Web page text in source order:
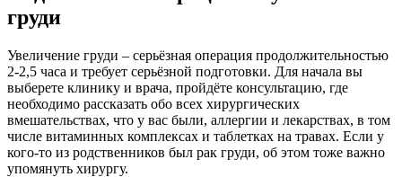
груди
Увеличение груди – серьёзная операция продолжительностью
2-2,5 часа и требует серьёзной подготовки. Для начала вы
выберете клинику и врача, пройдёте консультацию, где
необходимо рассказать обо всех хирургических
вмешательствах, что у вас были, аллергии и лекарствах, в том
числе витаминных комплексах и таблетках на травах. Если у
кого-то из родственников был рак груди, об этом тоже важно
упомянуть хирургу.